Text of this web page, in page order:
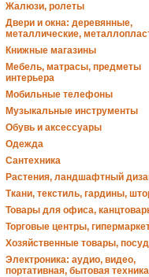
Жалюзи, ролеты
Двери и окна: деревянные,
металлические,
Книжные магазины
Мебель, матрасы, предметы
интерьера
Мобильные телефоны
Музыкальные инструменты
Обувь и аксессуары
Одежда
Сантехника
Растения, ландшафтный
Ткани, текстиль, гардины,
Товары для офиса,
Торговые центры,
Хозяйственные товары,
Электроника: аудио, видео,
портативная, бытовая техника